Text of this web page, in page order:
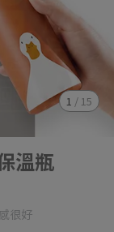
1 / 15
溫瓶
很好